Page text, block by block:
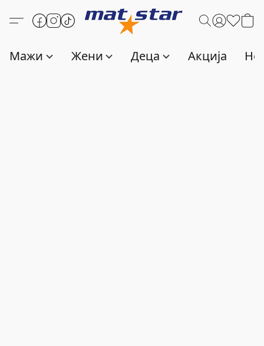
Мажи Жени Деца Акција